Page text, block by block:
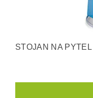
STOJAN NA